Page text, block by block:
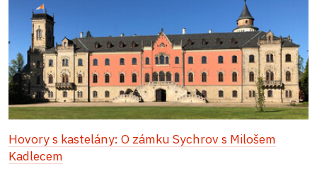
Hovory s kastelány: O zámku Sychrov s Milošem
Kadlecem